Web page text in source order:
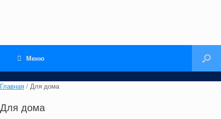
Меню
Главная / Для дома
Для дома